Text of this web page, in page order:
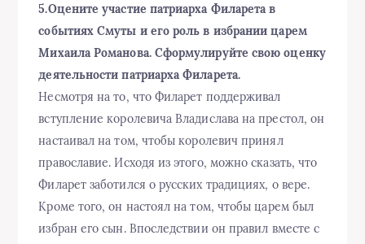
5.Оцените участие патриарха Филарета в
событиях Смуты и его роль в избрании царем
Михаила Романова. Сформулируйте свою оценку
деятельности патриарха Филарета.
Несмотря на то, что Филарет поддерживал
вступление королевича Владислава на престол, он
настаивал на том, чтобы королевич принял
православие. Исходя из этого, можно сказать, что
Филарет заботился о русских традициях, о вере.
Кроме того, он настоял на том, чтобы царем был
избран его сын. Впоследствии он правил вместе с